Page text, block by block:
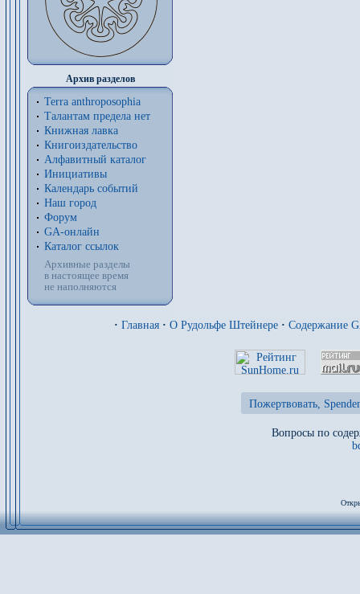
Архив разделов
Terra anthroposophia
Талантам предела нет
Книжная лавка
Книгоиздательство
Алфавитный каталог
Инициативы
Календарь событий
Наш город
Форум
GA-онлайн
Каталог ссылок
Архивные разделы
в настоящее время
не наполняются
· Главная · О Рудольфе Штейнере · Содержание
Пожертвовать,
Вопросы по